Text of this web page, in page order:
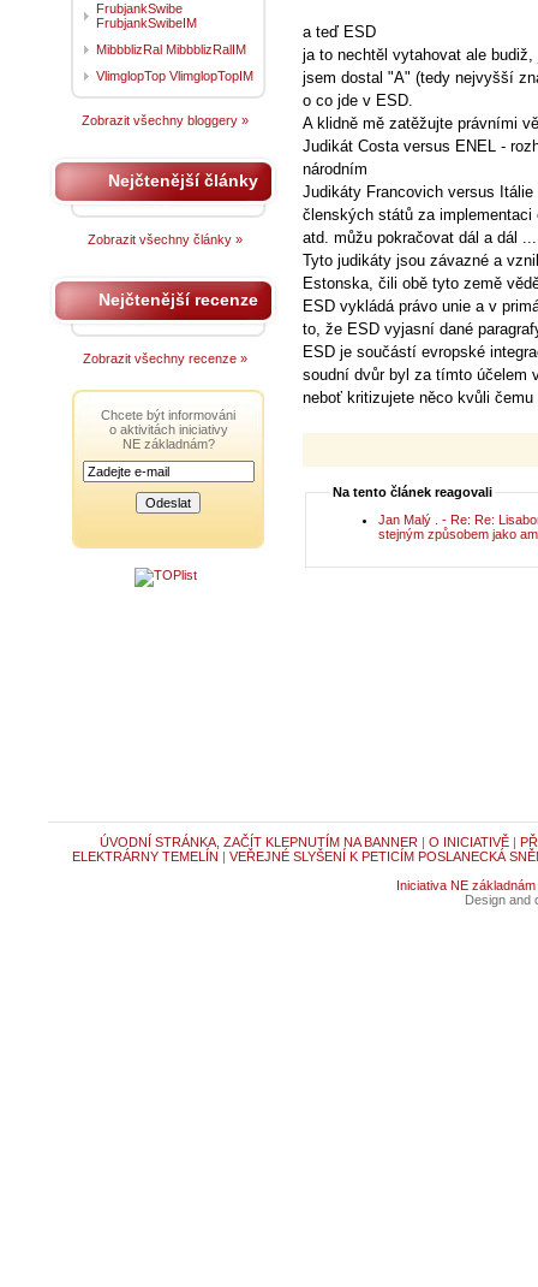
a teď ESD
ja to nechtěl vytahovat ale
jsem dostal "A" (tedy nejvyšší
o co jde v ESD.
A klidně mě zatěžujte právními
Judikát Costa versus ENEL -
národním
Judikáty Francovich versus
členských států za implementaci
atd. můžu pokračovat dál a dál
Tyto judikáty jsou závazné a
Estonska, čili obě tyto země
ESD vykládá právo unie a v
to, že ESD vyjasní dané
ESD je součástí evropské
soudní dvůr byl za tímto účelem
neboť kritizujete něco kvůli
Na tento článek reagovali
Jan Malý . - Re: Re:
stejným způsobem jako
FrubjankSwibe
FrubjankSwibeIM
MibbblizRal MibbblizRalIM
VlimglopTop VlimglopTopIM
Zobrazit všechny bloggery »
Nejčtenější články
Zobrazit všechny články »
Nejčtenější recenze
Zobrazit všechny recenze »
Chcete být informováni
o aktivitách iniciativy
NE základnám?
ÚVODNÍ STRÁNKA, ZAČÍT KLEPNUTÍM NA BANNER | O INICIATIVĚ|
ELEKTRÁRNY TEMELÍN | VEŘEJNÉ SLYŠENÍ K PETICÍM POSLANECKÁ
Iniciativa NE základnám
Design and